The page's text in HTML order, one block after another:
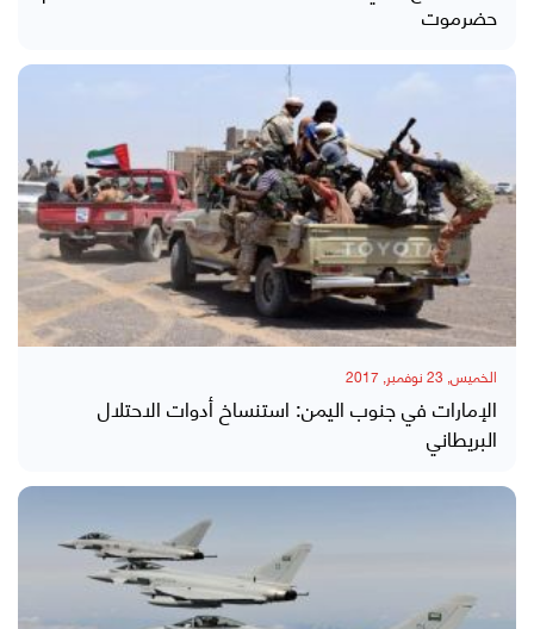
حضرموت
الخميس, 23 نوفمبر, 2017
الإمارات في جنوب اليمن: استنساخ أدوات الاحتلال
البريطاني